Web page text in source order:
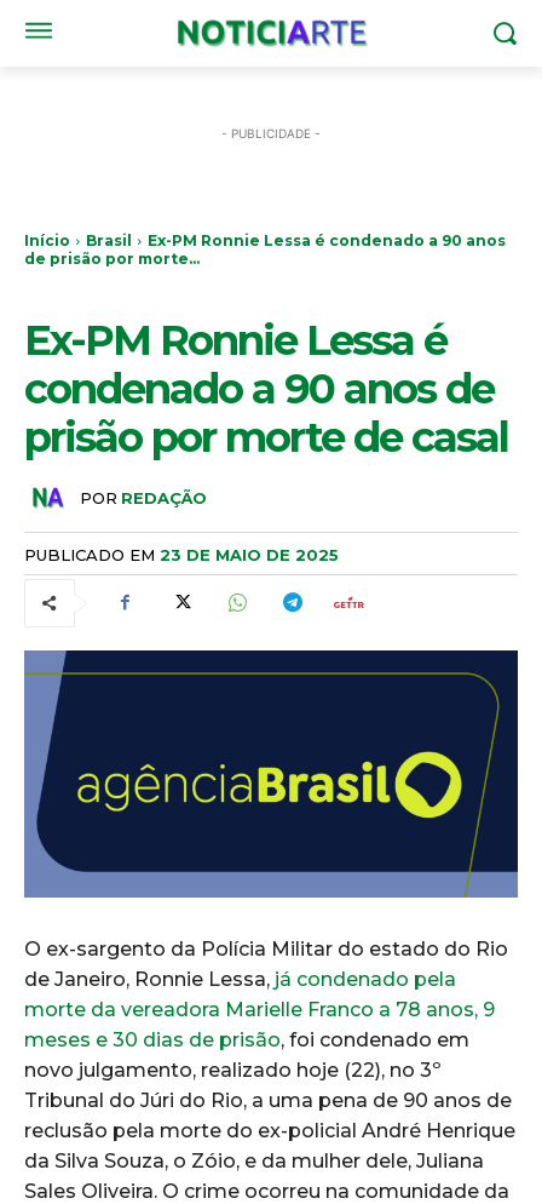
- PUBLICIDADE -
Início Brasil
Ex-PM Ronnie Lessa é condenado a 90 anos
de prisão por morte...
Ex-PM Ronnie Lessa é
condenado a 90 anos de
prisão por morte de casal
POR REDAÇÃO
PUBLICADO EM 23 DE MAIO DE 2025
O ex-sargento da Polícia Militar do estado do Rio
de Janeiro, Ronnie Lessa, já condenado pela
morte da vereadora Marielle Franco a 78 anos, 9
meses e 30 dias de prisão, foi condenado em
novo julgamento, realizado hoje (22), no 3º
Tribunal do Júri do Rio, a uma pena de 90 anos de
reclusão pela morte do ex-policial André Henrique
da Silva Souza, o Zóio, e da mulher dele, Juliana
Sales Oliveira. O crime ocorreu na comunidade da